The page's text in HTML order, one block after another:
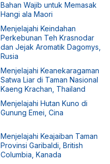
Bahan Wajib untuk Memasak
Hangi ala Maori
Menjelajahi Keindahan
Perkebunan Teh Krasnodar
dan Jejak Aromatik Dagomys,
Rusia
Menjelajahi Keanekaragaman
Satwa Liar di Taman Nasional
Kaeng Krachan, Thailand
Menjelajahi Hutan Kuno di
Gunung Emei, Cina
Menjelajahi Keajaiban Taman
Provinsi Garibaldi, British
Columbia, Kanada